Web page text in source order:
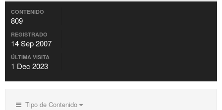
CONTENIDO
809
REGISTRADO
14 Sep 2007
ÚLTIMA VISITA
1 Dec 2023
Tipo de Contenido